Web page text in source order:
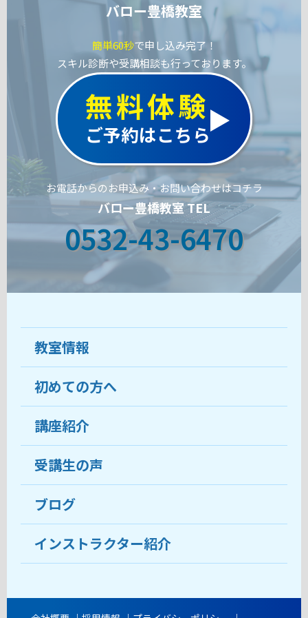
バロー豊橋教室
簡単60秒で申し込み完了！
スキル診断や受講相談も行っております。
無料体験
ご予約はこちら
お電話からのお申込み・お問い合わせはコチラ
バロー豊橋教室 TEL
0532-43-6470
教室情報
教室について
受講生の声
おすすめ・人気の講座
目的から講座を探す
教室ブログ
初めての方へ
ココがおすすめ
料金
受講までの流れ
よくあるご質問
講座紹介
受講生の声
ブログ
インストラクター紹介